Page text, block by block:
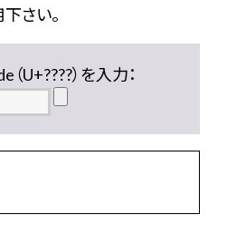
さい。
U+????）を入力：